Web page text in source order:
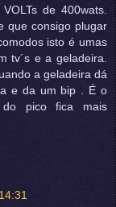
de 400wats.
que consigo plugar
isto é umas
tv´s e a geladeira.
a geladeira dá
e da um bip . É o
do pico fica mais